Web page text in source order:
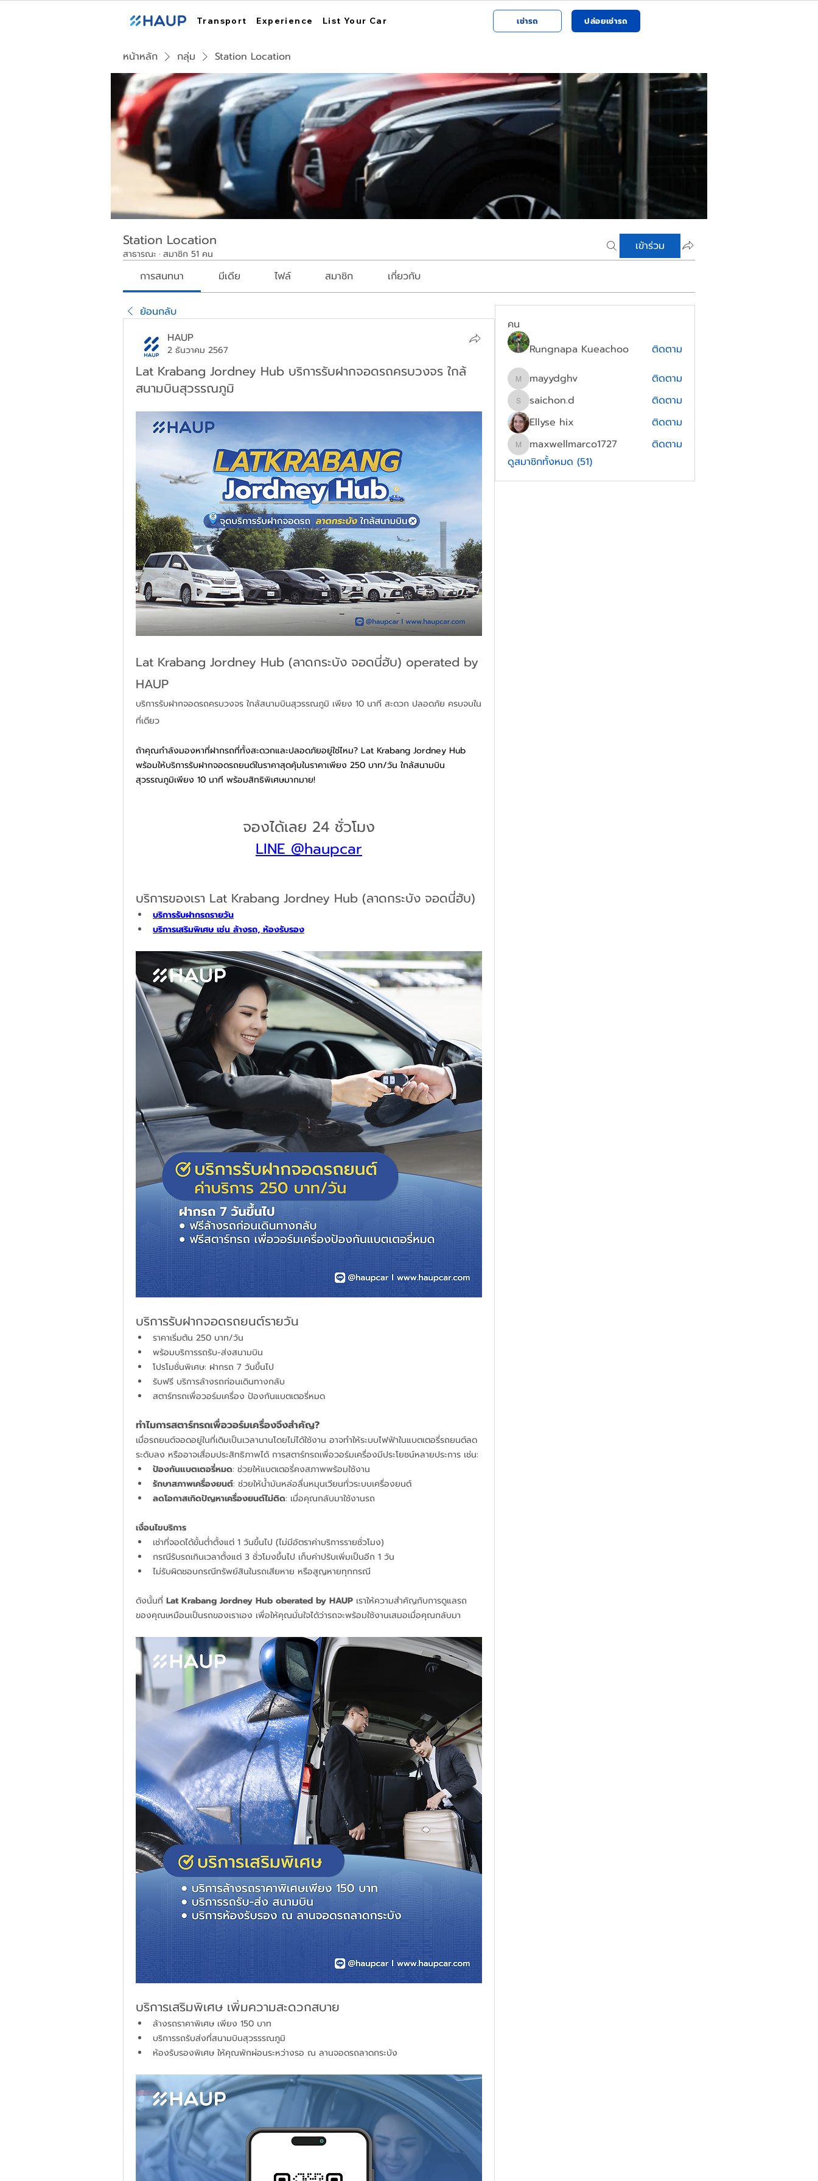
Transport Experience List Your Car เช่ารถ ปล่อยเช่ารถ
หน้าหลัก กลุ่ม Station Location
Station Location
สาธารณะ · สมาชิก 51 คน
เข้าร่วม
การสนทนา มีเดีย ไฟล์ สมาชิก เกี่ยวกับ
ย้อนกลับ
HAUP
2 ธันวาคม 2567
Lat Krabang Jordney Hub บริการรับฝากจอดรถครบวงจร ใกล้
สนามบินสุวรรณภูมิ
Lat Krabang Jordney Hub (ลาดกระบัง จอดนี่ฮับ) operated by
HAUP
บริการรับฝากจอดรถครบวงจร ใกล้สนามบินสุวรรณภูมิ เพียง 10 นาที สะดวก ปลอดภัย ครบจบใน
ที่เดียว
ถ้าคุณกำลังมองหาที่ฝากรถที่ทั้งสะดวกและปลอดภัยอยู่ใช่ไหม? Lat Krabang Jordney Hub
พร้อมให้บริการรับฝากจอดรถยนต์ในราคาสุดคุ้มในราคาเพียง 250 บาท/วัน ใกล้สนามบิน
สุวรรณภูมิเพียง 10 นาที พร้อมสิทธิพิเศษมากมาย!
จองได้เลย 24 ชั่วโมง
LINE @haupcar
บริการของเรา Lat Krabang Jordney Hub (ลาดกระบัง จอดนี่ฮับ)
บริการรับฝากรถรายวัน
บริการเสริมพิเศษ เช่น ล้างรถ, ห้องรับรอง
บริการรับฝากจอดรถยนต์รายวัน
ราคาเริ่มต้น 250 บาท/วัน
พร้อมบริการรถรับ-ส่งสนามบิน
โปรโมชั่นพิเศษ: ฝากรถ 7 วันขึ้นไป
รับฟรี บริการล้างรถก่อนเดินทางกลับ
สตาร์ทรถเพื่อวอร์มเครื่อง ป้องกันแบตเตอรี่หมด
ทำไมการสตาร์ทรถเพื่อวอร์มเครื่องจึงสำคัญ?
เมื่อรถยนต์จอดอยู่ในที่เดิมเป็นเวลานานโดยไม่ได้ใช้งาน อาจทำให้ระบบไฟฟ้าในแบตเตอรี่รถยนต์ลด
ระดับลง หรืออาจเสื่อมประสิทธิภาพได้ การสตาร์ทรถเพื่อวอร์มเครื่องมีประโยชน์หลายประการ เช่น:
ป้องกันแบตเตอรี่หมด: ช่วยให้แบตเตอรี่คงสภาพพร้อมใช้งาน
รักษาสภาพเครื่องยนต์: ช่วยให้น้ำมันหล่อลื่นหมุนเวียนทั่วระบบเครื่องยนต์
ลดโอกาสเกิดปัญหาเครื่องยนต์ไม่ติด: เมื่อคุณกลับมาใช้งานรถ
เงื่อนไขบริการ
เช่าที่จอดได้ขั้นต่ำตั้งแต่ 1 วันขึ้นไป (ไม่มีอัตราค่าบริการรายชั่วโมง)
กรณีรับรถเกินเวลาตั้งแต่ 3 ชั่วโมงขึ้นไป เก็บค่าปรับเพิ่มเป็นอีก 1 วัน
ไม่รับผิดชอบกรณีทรัพย์สินในรถเสียหาย หรือสูญหายทุกกรณี
ดังนั้นที่ Lat Krabang Jordney Hub oberated by HAUP เราให้ความสำคัญกับการดูแลรถ
ของคุณเหมือนเป็นรถของเราเอง เพื่อให้คุณมั่นใจได้ว่ารถจะพร้อมใช้งานเสมอเมื่อคุณกลับมา
บริการเสริมพิเศษ เพิ่มความสะดวกสบาย
ล้างรถราคาพิเศษ เพียง 150 บาท
บริการรถรับส่งที่สนามบินสุวรรรณภูมิ
ห้องรับรองพิเศษ ให้คุณพักผ่อนระหว่างรอ ณ ลานจอดรถลาดกระบัง
คน
Rungnapa Kueachoo
ติดตาม
mayydghv
mayydghv ติดตาม
saichon.d
saichon.d
ติดตาม
Ellyse hix
ติดตาม
maxwellmarco1727
maxwellmarco1727
ติดตาม
ดูสมาชิกทั้งหมด (51)